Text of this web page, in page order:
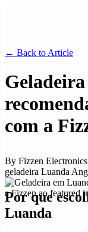
← Back to Article
com a
By Fizzen Electronics
geladeira Luanda
Por que
Luanda